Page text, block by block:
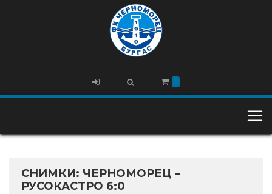
СНИМКИ: ЧЕРНОМОРЕЦ –
РУСОКАСТРО 6:0